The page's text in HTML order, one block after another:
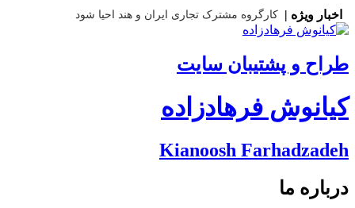
اخبار ویژه | کارگروه مشترک تجاری ایران و هند احیا شود
طراح و پشتیبان سایت
کیانوش فرهادزاده
Kianoosh Farhadzadeh
درباره ما